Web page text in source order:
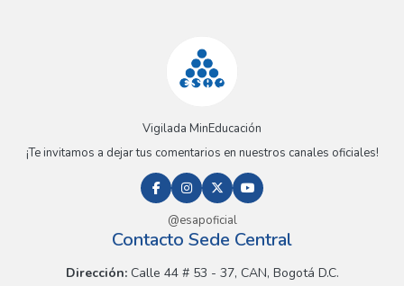
Vigilada MinEducación
¡Te invitamos a dejar tus comentarios en nuestros canales oficiales!
@esapoficial
Contacto Sede Central
Dirección:Calle 44 # 53 - 37, CAN, Bogotá D.C.